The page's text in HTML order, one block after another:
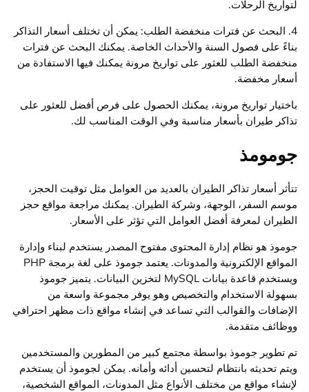
لتواريخ الرحلات.
4. البحث عن فترات منخفضة الطلب: يمكن أن تختلف أسعار التذاكر
بناءً على فصول السنة والأحداث الخاصة. يمكنك البحث عن فترات
منخفضة الطلب للعثور على تواريخ مرونة يمكنك فيها الاستفادة من
أسعار مخفضة.
باختيار تواريخ مرونة، يمكنك الحصول على فرص أفضل للعثور على
تذاكر طيران بأسعار مناسبة وفي الوقت المناسب لك.
جومومذ
تتأثر أسعار تذاكر الطيران بالعديد من العوامل مثل توقيت الحجز،
موسم السفر، الوجهة، وشركة الطيران. يمكنك مراجعة مواقع حجز
الطيران لمعرفة أفضل العوامل التي تؤثر على الأسعار.
جوموذ هو نظام إدارة المحتوى مفتوح المصدر يستخدم لبناء وإدارة
المواقع الإلكترونية والمدونات. يعتمد جوموذ على لغة برمجة PHP
ويستخدم قاعدة بيانات MySQL لتخزين البيانات. يتميز جوموذ
بسهولة الاستخدام والتخصيص وهو يوفر مجموعة واسعة من
الإضافات والقوالب التي تساعد في إنشاء مواقع ذات مظهر احترافي
ووظائف متقدمة.
تم تطوير جوموذ بواسطة مجتمع كبير من المطورين والمستخدمين
ويتم تحديثه بانتظام لتحسين أدائه وأمانه. يمكن لجوموذ أن يستخدم
لإنشاء مواقع من مختلف الأنواع مثل المدونات، المواقع الشخصية،